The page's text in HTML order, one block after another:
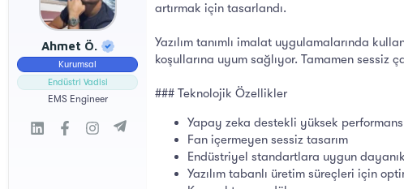
g
ı
t
a
r
i
i
Ahmet Ö.
Kurumsal
Endüstri Vadisi
EMS Engineer
artırmak için tasarlandı.
Yazılım tanımlı imalat uygulamalarında
koşullarına uyum sağlıyor. Tamamen sessiz
### Teknolojik Özellikler
Yapay zeka destekli yüksek
Fan içermeyen sessiz tasarım
Endüstriyel standartlara uygun
Yazılım tabanlı üretim süreçleri için